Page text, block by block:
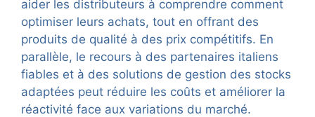
aider les distributeurs à comprendre comment
optimiser leurs achats, tout en offrant des
produits de qualité à des prix compétitifs. En
parallèle, le recours à des partenaires italiens
fiables et à des solutions de gestion des stocks
adaptées peut réduire les coûts et améliorer la
réactivité face aux variations du marché.